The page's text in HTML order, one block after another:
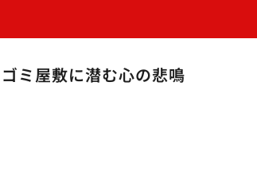
ゴミ屋敷に潜む心の悲鳴